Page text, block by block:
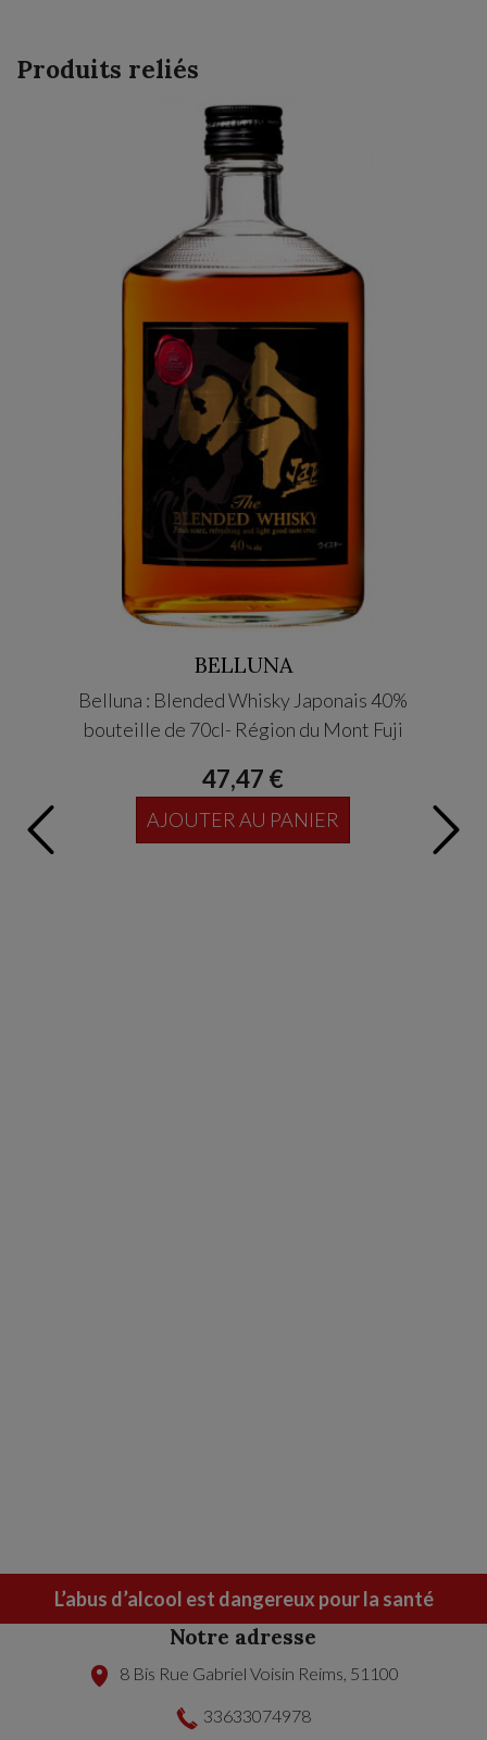
Produits reliés
BELLUNA
Belluna : Blended Whisky Japonais 40%
bouteille de 70cl- Région du Mont Fuji
47,47 €
AJOUTER AU PANIER
L’abus d’alcool est dangereux pour la santé
Notre adresse
8 Bis Rue Gabriel Voisin Reims, 51100
33633074978